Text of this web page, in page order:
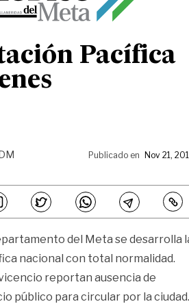
Pacífica
Publicado en Nov 21,
del Meta se desarrolla
nacional con total normalidad.
reportan ausencia de
público para circular por la ciudad.